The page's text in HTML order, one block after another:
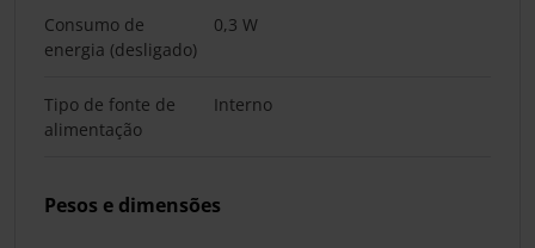
Consumo de
energia (desligado)
0,3 W
Tipo de fonte de
alimentação
Interno
Pesos e dimensões